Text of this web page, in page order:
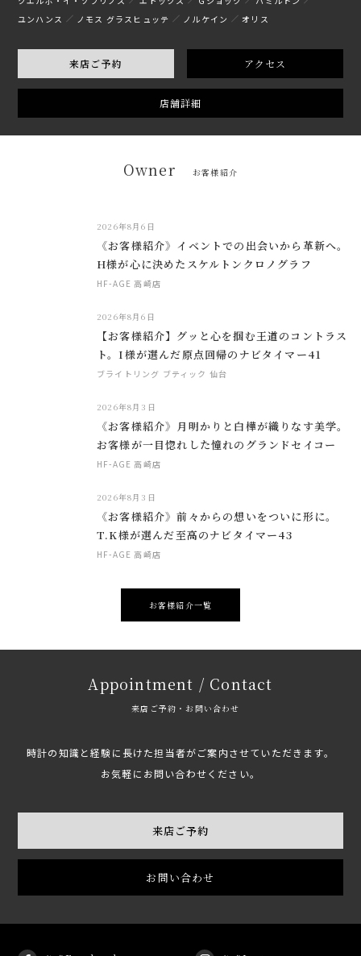
ユンハンス
ノモス グラスヒュッテ ノルケイン オリス
来店ご予約 アクセス
店舗詳細
Owner お客様紹介
2026年8月6日
《お客様紹介》イベントでの出会いから革新へ。
H様が心に決めたスケルトンクロノグラフ
HF-AGE 高崎店
2026年8月6日
【お客様紹介】グッと心を掴む王道のコントラス
ト。I様が選んだ原点回帰のナビタイマー41
ブライトリング ブティック 仙台
2026年8月3日
《お客様紹介》月明かりと白樺が織りなす美学。
お客様が一目惚れした憧れのグランドセイコー
HF-AGE 高崎店
2026年8月3日
《お客様紹介》前々からの想いをついに形に。
T.K様が選んだ至高のナビタイマー43
HF-AGE 高崎店
お客様紹介一覧
Appointment / Contact
来店ご予約・お問い合わせ
時計の知識と経験に長けた担当者がご案内させていただきます。
お気軽にお問い合わせください。
来店ご予約
お問い合わせ